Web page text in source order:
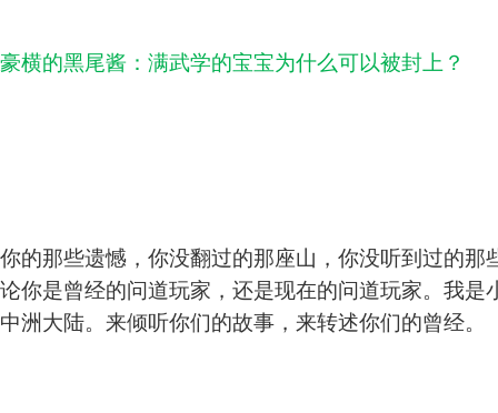
豪横的黑尾酱：满武学的宝宝为什么可以被封上？
你的那些遗憾，你没翻过的那座山，你没听到过的那
论你是曾经的问道玩家，还是现在的问道玩家。我是
中洲大陆。来倾听你们的故事，来转述你们的曾经。